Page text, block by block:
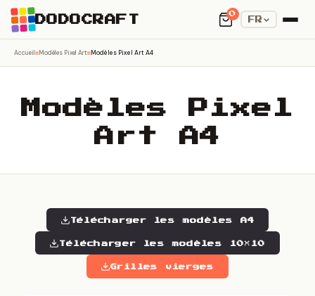
DODOCRAFT
0
FR
Accueil Modèles Pixel Art Modèles Pixel Art A4
Modèles Pixel
Art A4
Télécharger les modèles A4
Télécharger les modèles 10×10
Grilles vierges